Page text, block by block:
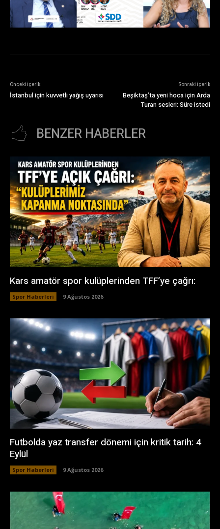
Önceki İçerik
İstanbul için kuvvetli yağış uyarısı
Sonraki İçerik
Beşiktaş’ta yeni hoca için Arda
Turan sesleri: Süre istedi
BENZER HABERLER
Kars amatör spor kulüplerinden TFF’ye çağrı:
Spor Haberleri 9 Ağustos 2026
Futbolda yaz transfer dönemi için kritik tarih: 4
Eylül
Spor Haberleri 9 Ağustos 2026